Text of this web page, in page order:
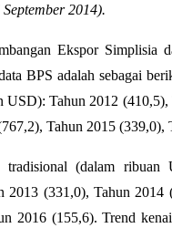
2014).
Ekspor Simplisia
BPS adalah sebagai
USD): Tahun 2012
Tahun 2015 (339,0),
tradisional (dalam ribuan
2013 (331,0), Tahun 2014
2016 (155,6). Trend